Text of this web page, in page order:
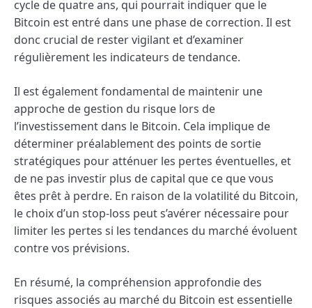
cycle de quatre ans, qui pourrait indiquer que le
Bitcoin est entré dans une phase de correction. Il est
donc crucial de rester vigilant et d’examiner
régulièrement les indicateurs de tendance.
Il est également fondamental de maintenir une
approche de gestion du risque lors de
l’investissement dans le Bitcoin. Cela implique de
déterminer préalablement des points de sortie
stratégiques pour atténuer les pertes éventuelles, et
de ne pas investir plus de capital que ce que vous
êtes prêt à perdre. En raison de la volatilité du Bitcoin,
le choix d’un stop-loss peut s’avérer nécessaire pour
limiter les pertes si les tendances du marché évoluent
contre vos prévisions.
En résumé, la compréhension approfondie des
risques associés au marché du Bitcoin est essentielle